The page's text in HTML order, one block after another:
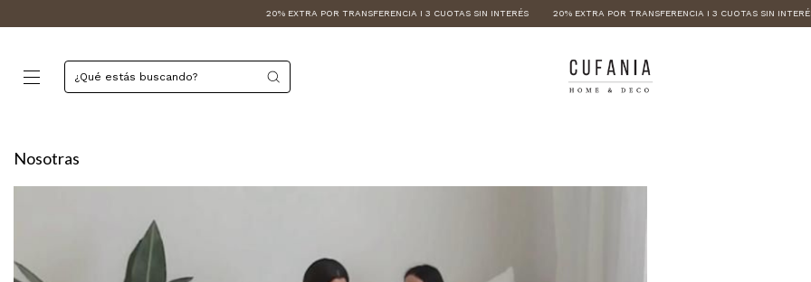
20% EXTRA POR TRANSFERENCIA I 3 CUOTAS SIN INTERÉS 20% EXTRA POR TRANSFERENCIA I 3 CUOTAS SIN INTERÉS
Nosotras